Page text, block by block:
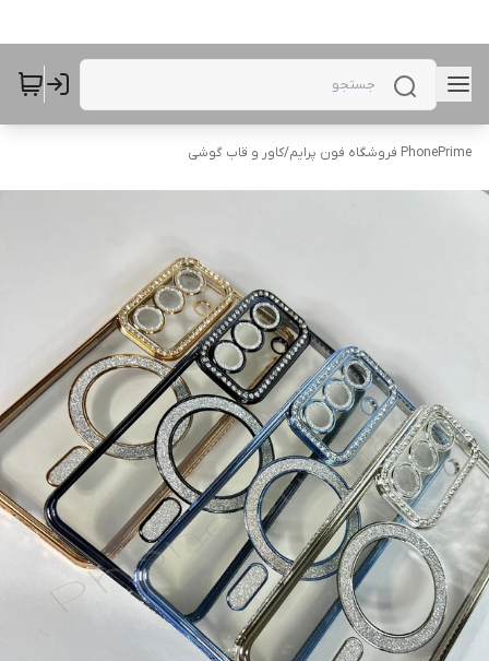
PhonePrime فروشگاه فون پرایم /کاور و قاب گوشی